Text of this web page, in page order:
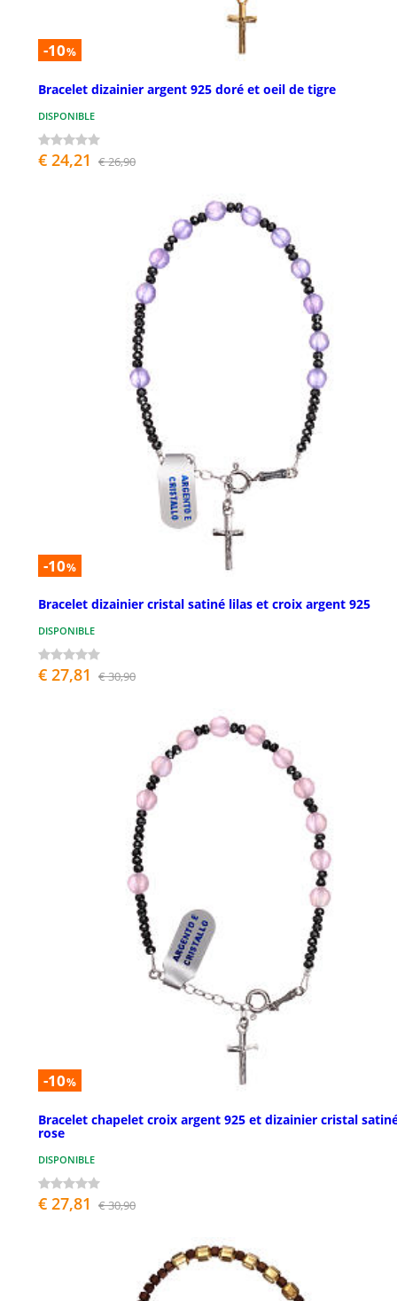
-10%
Bracelet dizainier argent 925 doré et oeil de tigre
DISPONIBLE
€ 24,21 € 26,90
-10%
Bracelet dizainier cristal satiné lilas et croix argent 925
DISPONIBLE
€ 27,81 € 30,90
-10%
Bracelet chapelet croix argent 925 et dizainier cristal
rose
DISPONIBLE
€ 27,81 € 30,90